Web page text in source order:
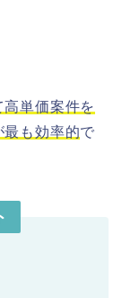
高単価案件を
も効率的で